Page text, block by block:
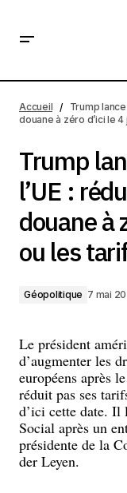
douane à zéro
Accueil
Trump
douane à zéro d’ici le
Trump
l’UE :
douane à
ou les
Géopolitique 7 mai
Le président
d’augmenter les
européens après
réduit pas ses
d’ici cette date. Il
Social après un
présidente de la
der Leyen.